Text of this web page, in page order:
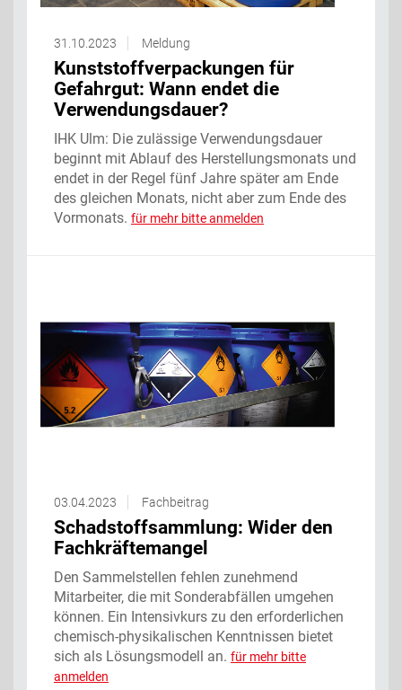
31.10.2023 Meldung
Kunststoffverpackungen für
Gefahrgut: Wann endet die
Verwendungsdauer?
IHK Ulm: Die zulässige Verwendungsdauer
beginnt mit Ablauf des Herstellungsmonats und
endet in der Regel fünf Jahre später am Ende
des gleichen Monats, nicht aber zum Ende des
Vormonats. für mehr bitte anmelden
03.04.2023 Fachbeitrag
Schadstoffsammlung: Wider den
Fachkräftemangel
Den Sammelstellen fehlen zunehmend
Mitarbeiter, die mit Sonderabfällen umgehen
können. Ein Intensivkurs zu den erforderlichen
chemisch-physikalischen Kenntnissen bietet
sich als Lösungsmodell an. für mehr bitte
anmelden